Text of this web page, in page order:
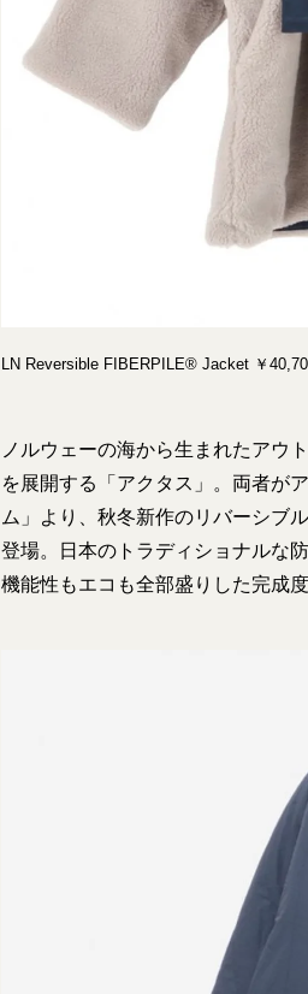
LN Reversible FIBERPILE® Jacket ￥
ノルウェーの海から生まれたアウ
を展開する「アクタス」。両者が
ム」より、秋冬新作のリバーシブ
登場。日本のトラディショナルな
機能性もエコも全部盛りした完成